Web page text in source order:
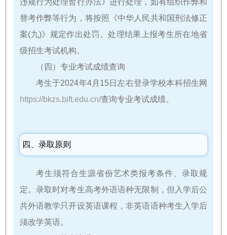
违规行为处理暂行办法》进行处理，如有组织作弊和
替考作弊等行为，将按照《中华人民共和国刑法修正
案(九)》规定作出处罚。处理结果上报考生所在地省
级招生考试机构。
（四）专业考试成绩查询
考生于2024年4月15日左右登录学校本科招生网
https://bkzs.bift.edu.cn/查询专业考试成绩。
四、录取原则
考生须符合生源省份艺术类报考条件、录取规
定。录取时对考生高考外语语种无限制，但入学后公
共外语教学只开设英语课程，非英语语种考生入学后
须改学英语。